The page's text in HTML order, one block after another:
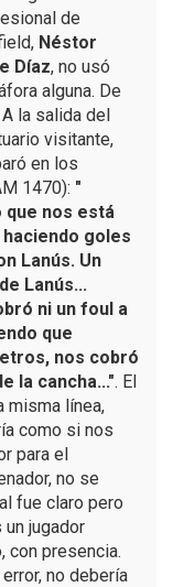
de
Néstor
Díaz, no usó
alguna. De
A la salida del
visitante,
en los
1470): "
que nos está
haciendo goles
Lanús. Un
Lanús...
ni un foul a
que
nos cobró
la cancha...". El
misma línea,
como si nos
para el
no se
fue claro pero
jugador
con presencia.
no debería